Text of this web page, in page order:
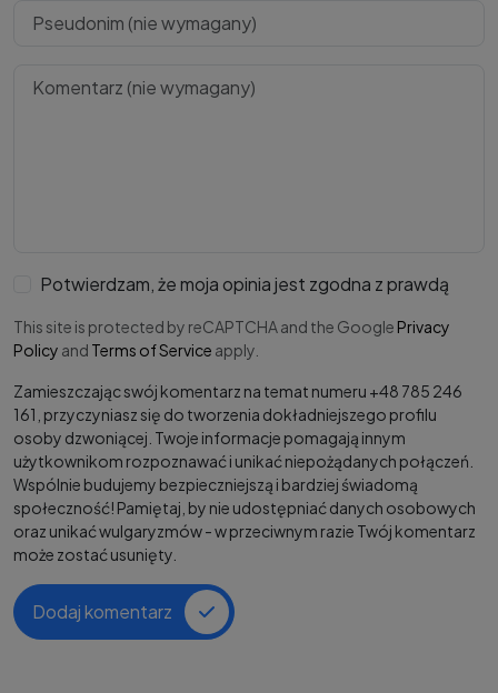
Potwierdzam, że moja opinia jest zgodna z prawdą
This site is protected by reCAPTCHA and the Google Privacy
Policy and Terms of Service apply.
Zamieszczając swój komentarz na temat numeru +48 785 246
161, przyczyniasz się do tworzenia dokładniejszego profilu
osoby dzwoniącej. Twoje informacje pomagają innym
użytkownikom rozpoznawać i unikać niepożądanych połączeń.
Wspólnie budujemy bezpieczniejszą i bardziej świadomą
społeczność! Pamiętaj, by nie udostępniać danych osobowych
oraz unikać wulgaryzmów - w przeciwnym razie Twój komentarz
może zostać usunięty.
Dodaj komentarz